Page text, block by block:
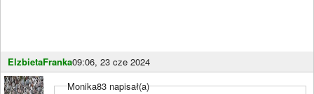
ElzbietaFranka09:06, 23 cze 2024
Monika83 napisał(a)